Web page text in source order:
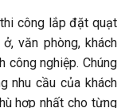
công lắp đặt quạt
văn phòng, khách
công nghiệp. Chúng
nhu cầu của khách
hợp nhất cho từng